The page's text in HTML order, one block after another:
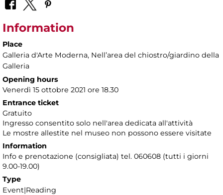
Information
Place
Galleria d'Arte Moderna, Nellʼarea del chiostro/giardino della
Galleria
Opening hours
Venerdì 15 ottobre 2021 ore 18.30
Entrance ticket
Gratuito
Ingresso consentito solo nell'area dedicata all'attività
Le mostre allestite nel museo non possono essere visitate
Information
Info e prenotazione (consigliata) tel. 060608 (tutti i giorni
9.00-19.00)
Type
Event|Reading